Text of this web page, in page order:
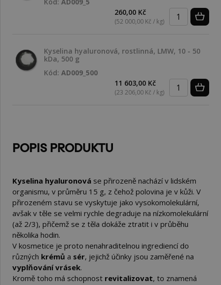
260,00 Kč
(52 000,00 Kč / kg)
Kyselina hyaluronová, rostlinná, LMW, 10 - 50
kDa, 500 g
Kód: AD009_500
11 603,00 Kč
(23 206,00 Kč / kg)
POPIS PRODUKTU
Kyselina hyaluronová se přirozeně nachází v lidském
organismu, v průměru 15 g, z čehož polovina je v kůži. V
přirozeném stavu se vyskytuje jako vysokomolekulární,
avšak v těle se velmi rychle degraduje na nízkomolekulární
(až 2/3), přičemž se z těla dokáže ztratit i v průběhu
několika hodin.
V kosmetice je proto nenahraditelnou ingrediencí do
různých krémů a sér, jejichž účinky jsou zaměřené na
vyplňování vrásek.
Kromě toho má schopnost revitalizovat, to znamená